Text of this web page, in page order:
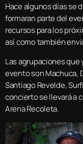
Hace algunos días se
formaran parte del
recursos para los
así como también
Las agrupaciones que
evento son Machuca,
Santiago Revelde,
concierto se llevará a
Arena Recoleta.